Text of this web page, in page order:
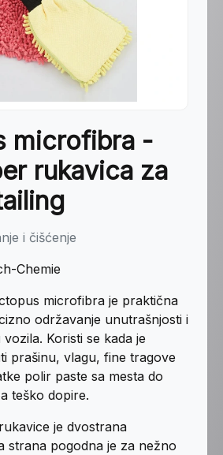
microfibra -
rukavica za
i čišćenje
Chemie
microfibra je praktična
održavanje unutrašnjosti i
Koristi se kada je
prašinu, vlagu, fine tragove
polir paste sa mesta do
teško dopire.
je dvostrana
strana pogodna je za nežno